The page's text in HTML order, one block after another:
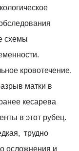
схемы
кровотечение.
матки в
кесарева
в этот рубец.
трудно
осложнения и